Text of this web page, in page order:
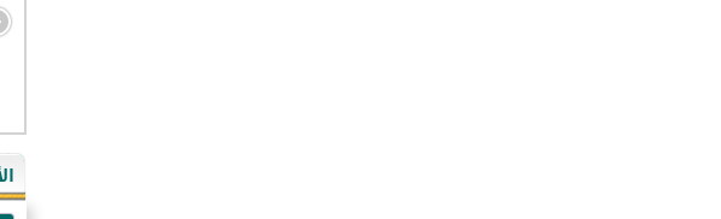
-
-
-